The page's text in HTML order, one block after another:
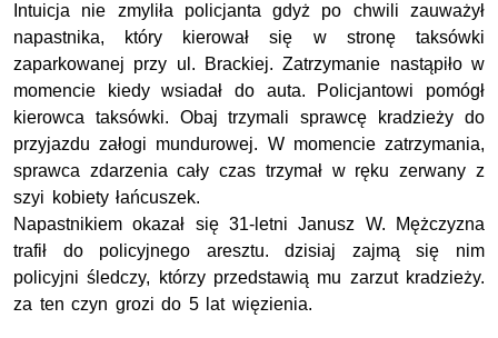
Intuicja nie zmyliła policjanta gdyż po chwili zauważył
napastnika, który kierował się w stronę taksówki
zaparkowanej przy ul. Brackiej. Zatrzymanie nastąpiło w
momencie kiedy wsiadał do auta. Policjantowi pomógł
kierowca taksówki. Obaj trzymali sprawcę kradzieży do
przyjazdu załogi mundurowej. W momencie zatrzymania,
sprawca zdarzenia cały czas trzymał w ręku zerwany z
szyi kobiety łańcuszek.
Napastnikiem okazał się 31-letni Janusz W. Mężczyzna
trafił do policyjnego aresztu. dzisiaj zajmą się nim
policyjni śledczy, którzy przedstawią mu zarzut kradzieży.
za ten czyn grozi do 5 lat więzienia.